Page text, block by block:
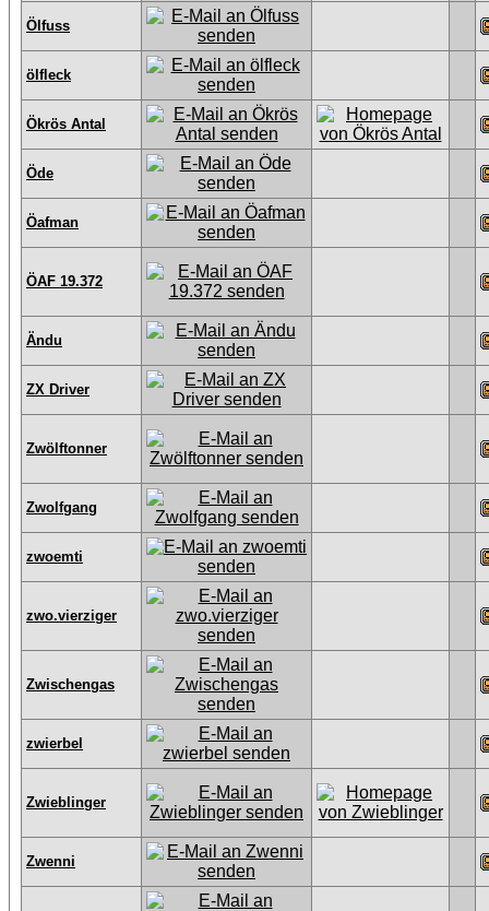
Ölfuss
ölfleck
Ökrös Antal
Öde
Öafman
ÖAF 19.372
Ändu
ZX Driver
Zwölftonner
Zwolfgang
zwoemti
zwo.vierziger
Zwischengas
zwierbel
Zwieblinger
Zwenni